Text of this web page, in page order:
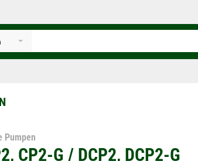
Pumpen
CP2-G / DCP2, DCP2-G